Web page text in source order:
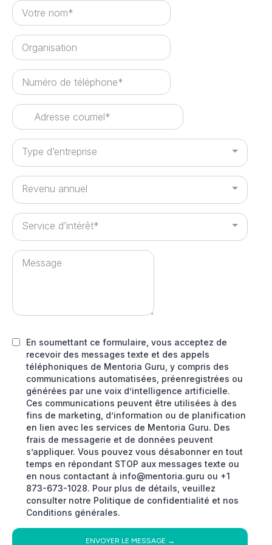
Type d’entreprise
Revenu annuel
Service d’intérêt*
En soumettant ce formulaire, vous acceptez de
recevoir des messages texte et des appels
téléphoniques de Mentoria Guru, y compris des
communications automatisées, préenregistrées ou
générées par une voix d’intelligence artificielle.
Ces communications peuvent être utilisées à des
fins de marketing, d’information ou de planification
en lien avec les services de Mentoria Guru. Des
frais de messagerie et de données peuvent
s’appliquer. Vous pouvez vous désabonner en tout
temps en répondant STOP aux messages texte ou
en nous contactant à info@mentoria.guru ou +1
873-673-1028. Pour plus de détails, veuillez
consulter notre Politique de confidentialité et nos
Conditions générales.
ENVOYER LE MESSAGE →